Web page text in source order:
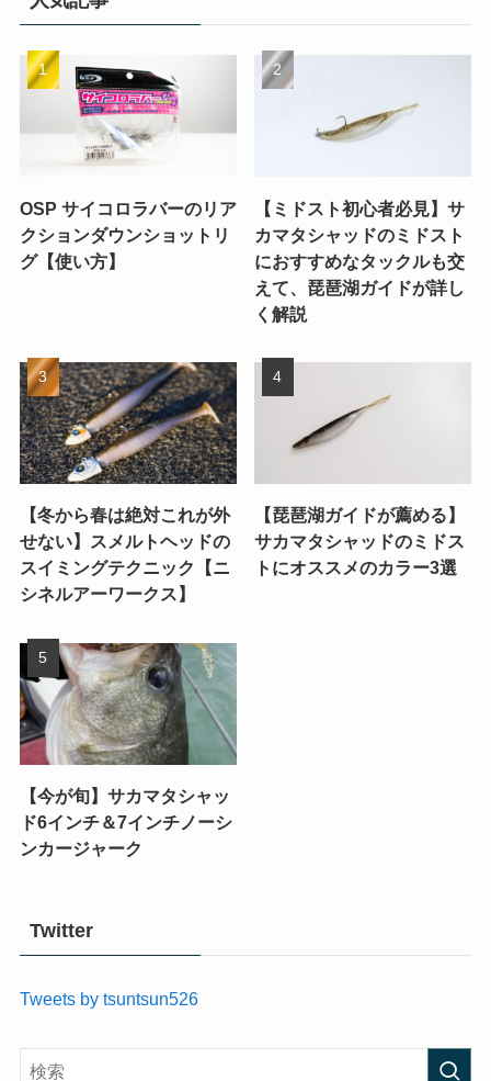
OSP サイコロラバーのリア
クションダウンショットリ
グ【使い方】
【ミドスト初心者必見】サ
カマタシャッドのミドスト
におすすめなタックルも交
えて、琵琶湖ガイドが詳し
く解説
【冬から春は絶対これが外
せない】スメルトヘッドの
スイミングテクニック【ニ
シネルアーワークス】
【琵琶湖ガイドが薦める】
サカマタシャッドのミドス
トにオススメのカラー3選
【今が旬】サカマタシャッ
ド6インチ＆7インチノーシ
ンカージャーク
Twitter
Tweets by tsuntsun526